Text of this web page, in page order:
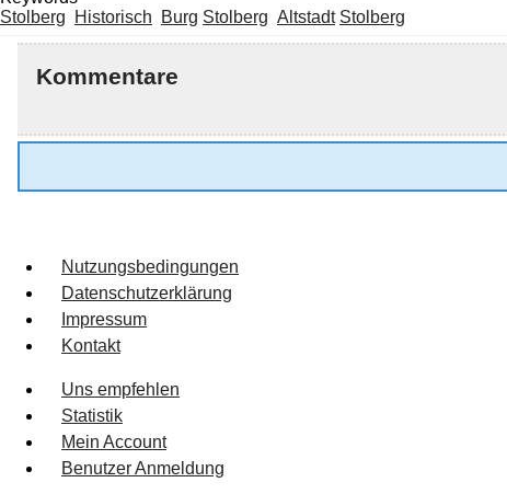
Stolberg
Historisch Burg Stolberg Altstadt Stolberg
Kommentare
Nutzungsbedingungen
Datenschutzerklärung
Impressum
Kontakt
Uns empfehlen
Statistik
Mein Account
Benutzer Anmeldung